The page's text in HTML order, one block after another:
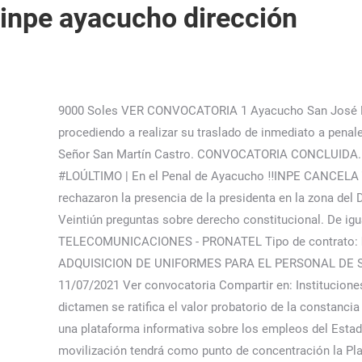
inpe ayacucho dirección
9000 Soles VER CONVOCATORIA 1 Ayacucho San José Mz"G" S/N. El INPE ha dispuesto la ubicación y recaptura de los tres internos, a través de los órganos competentes, procediendo a realizar su traslado de inmediato a penales de máxima seguridad. Ya no puede postular a este proceso. Performance & security by Cloudflare. Ha sido ponente el Señor San Martín Castro. CONVOCATORIA CONCLUIDA. plaza de armas de samuel pastor arequipa caraveli caraveli calle ayacucho 306 - caravelÍ (ex panaderÍa municipal)- ref: al . #LOÚLTIMO | En el Penal de Ayacucho ‼️INPE CANCELA VISITA A INTERNOS‼️ En cumplimiento al Decreto Supremo 044-2020, el Jefe de Inpe Ayacucho informó que. Asimismo, rechazaron la presencia de la presidenta en la zona del Datem del Marañon. Dirección: Avenida Arenales, 310 - San Juan Bautista - Huamanga - Ayacucho, Ayacucho. Examen JNJ: Veintiún preguntas sobre derecho constitucional. De igual manera, solicitan la convocatoria a una Asamblea Constituyente. Organización: PROGRAMA NACIONAL DE TELECOMUNICACIONES - PRONATEL Tipo de contrato: PRACTICAS Lugar de labores: Lima Remuneración: S/. INPE DIRECCIÓN REGIONAL ORIENTE PUCALLPA REQUIERE: ADQUISICION DE UNIFORMES PARA EL PERSONAL DE SEGURIDAD DE LOS ESTABLECIMIENTOS PENITENCIARIOS Y SEDE CONEXA DE LA OROP Ucayali Participa hasta el 11/07/2021 Ver convocatoria Compartir en: Instituciones • DIRECCION DE SALUD VIRGEN DE COCHARCAS • MUNICIPALIDAD DE AUCARA • MUNICIPALIDAD DE INDIANA En ese dictamen se ratifica el valor probatorio de la constancia de excarcelación del Penal de Ayacucho y se destaca la ausencia de pruebas de cargo. ConvocatoriasDeTrabajo.com es una plataforma informativa sobre los empleos del Estado Peruano. Según un pronunciamiento conjunto, la jornada de protesta iniciará el martes 3 de enero a las 5:00 p.m.. La movilización tendrá como punto de concentración la Plaza de Armas de Pichanaqui. Entidad inpe direccion regional lima Contrataciones públicas de Perú CONTACTOS INGRESAR REGISTRARSE Convocatorias de 'INPE-DIRECCION REGIONAL LIMA' En esta sección se muestran las convocatorias Nacionales de la entidad INPE-DIRECCION REGIONAL LIMA, en el cual se encontraron 224 convocatorias. Please include what you were doing when this page came up and the Cloudflare Ray ID found at the bottom of this page. Mientras tanto, en la región Junín, los comités de lucha de las provincias de Pichanaqui y Sangani acordaron sumarse al paro nacional del 4 de enero.. Según un pronunciamiento conjunto, la jornada de protesta iniciará el martes 3 de enero a las 5:00 p.m.. Ayacucho, 23 de enero de 2018. DIRECCIÓN GENERAL DE PERSONAL DE LA SALUD . Al respecto, el Instituto Nacional Penitenciario (INPE) detalló que dos internos pertenecían al pabellón de mediana seguridad, mientras que el tercero era de mínima seguridad. Ayacuchano acaba con la rutina diaria para iniciar una dimensión mágica, una explosión de vitalidad abundancia y libertad demuele la prisión diaria y la tristeza…" fueron las palabras del delegado. Si deseas publicar con nosotros escríbenos al correo. No se trata que los imputados acrediten siquiera su coartada, sino de que exista prueba inculpatoria, más allá de toda duda razonable, que consolide lo que habrían expresado, en un inicio, los testimonios de los